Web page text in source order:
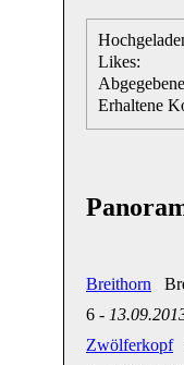
Likes:
Erhaltene
Breithorn
6 -
Zwölferkopf